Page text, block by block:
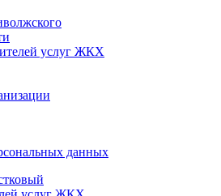
услуг ЖКХ
данных